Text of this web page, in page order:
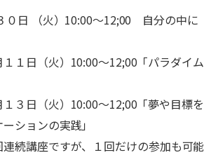
日 （火）10:00～12;00 自分の中に
１日（火）10:00～12;00「パラダイム
３日（火）10:00～12;00「夢や目標を
ションの実践」
ですが、１回だけの参加も可能